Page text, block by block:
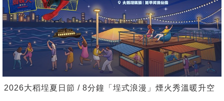
2026大稻埕夏日節 / 8分鐘「埕式浪漫」煙火秀溫暖升空